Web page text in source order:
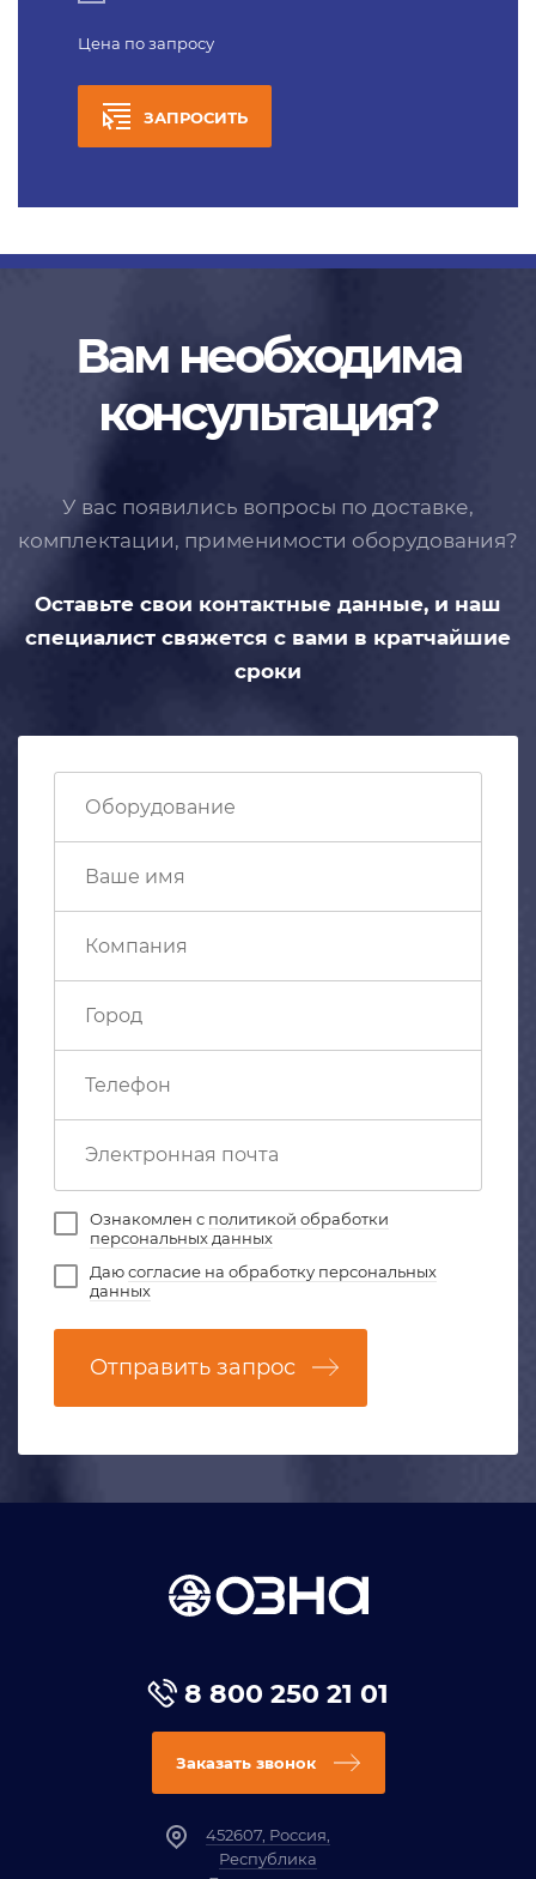
Цена по запросу
ЗАПРОСИТЬ
Вам необходима
консультация?
У вас появились вопросы по доставке,
комплектации, применимости оборудования?
Оставьте свои контактные данные, и наш
специалист свяжется с вами в кратчайшие
сроки
Ознакомлен с политикой обработки
персональных данных
Даюсогласие на обработку персональных
данных
Отправить запрос
8 800 250 21 01
Заказать звонок
452607, Россия,
Республика